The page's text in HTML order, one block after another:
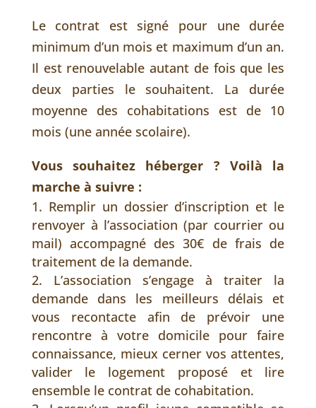
Le contrat est signé pour une durée
minimum d’un mois et maximum d’un an.
Il est renouvelable autant de fois que les
deux parties le souhaitent. La durée
moyenne des cohabitations est de 10
mois (une année scolaire).
Vous souhaitez héberger ? Voilà la
marche à suivre :
Remplir un dossier d’inscription et le
renvoyer à l’association (par courrier ou
mail) accompagné des 30€ de frais de
traitement de la demande.
L’association s’engage à traiter la
demande dans les meilleurs délais et
vous recontacte afin de prévoir une
rencontre à votre domicile pour faire
connaissance, mieux cerner vos attentes,
valider le logement proposé et lire
ensemble le contrat de cohabitation.